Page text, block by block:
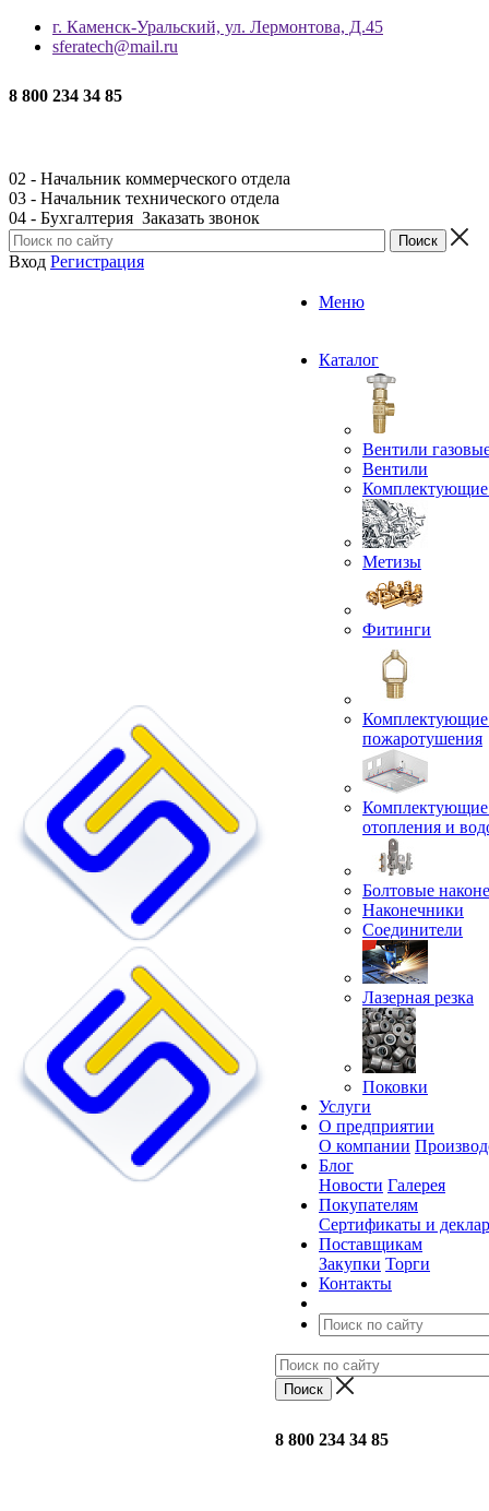
г. Каменск-Уральский, ул. Лермонтова, Д.45
sferatech@mail.ru
8 800 234 34 85
02 - Начальник коммерческого отдела
03 - Начальник технического отдела
04 - Бухгалтерия Заказать звонок
Вход Регистрация
Меню
Каталог
Вентили
Вентили
Комплектующие
Метизы
Фитинги
Комплектующие
пожаротушения
Комплектующие
отопления и
Болтовые
Наконечники
Соединители
Лазерная резка
Поковки
Услуги
О предприятии
О компании
Блог
Новости Галерея
Покупателям
Сертификаты и
Поставщикам
Закупки Торги
Контакты
8 800 234 34 85